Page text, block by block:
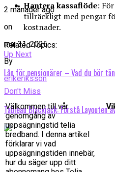
Hantera kassaflöde:
tillräckligt med pengar
kostnader.
Related Topics:
Up Next
Lån för pensionärer – Vad du bör
Don't Miss
Tableau Blackjack: Förstå Layouten
2 månader ago
on
maj 31, 2026
By
erikeriksson
Välkommen till vår
genomgång av
uppsägningstid telia
bredband. I denna artikel
förklarar vi vad
uppsägningstiden innebär,
hur du säger upp ditt